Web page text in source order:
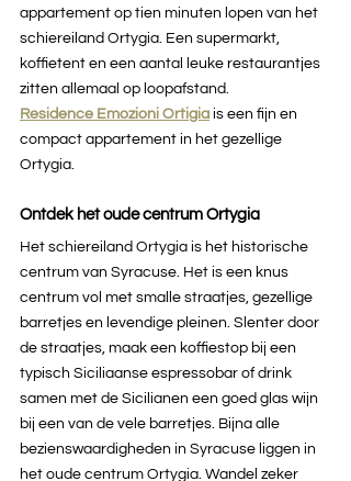
appartement op tien minuten lopen van het
schiereiland Ortygia. Een supermarkt,
koffietent en een aantal leuke restaurantjes
zitten allemaal op loopafstand.
Residence Emozioni Ortigia is een fijn en
compact appartement in het gezellige
Ortygia.
Ontdek het oude centrum Ortygia
Het schiereiland Ortygia is het historische
centrum van Syracuse. Het is een knus
centrum vol met smalle straatjes, gezellige
barretjes en levendige pleinen. Slenter door
de straatjes, maak een koffiestop bij een
typisch Siciliaanse espressobar of drink
samen met de Sicilianen een goed glas wijn
bij een van de vele barretjes. Bijna alle
bezienswaardigheden in Syracuse liggen in
het oude centrum Ortygia. Wandel zeker